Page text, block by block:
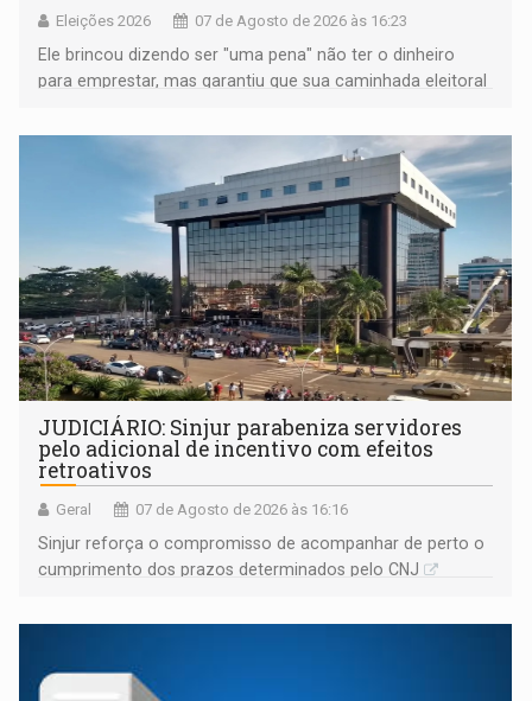
Eleições 2026 07 de Agosto de 2026 às 16:23
Ele brincou dizendo ser "uma pena" não ter o dinheiro
para emprestar, mas garantiu que sua caminhada eleitoral
JUDICIÁRIO: Sinjur parabeniza servidores
pelo adicional de incentivo com efeitos
retroativos
Geral 07 de Agosto de 2026 às 16:16
Sinjur reforça o compromisso de acompanhar de perto o
cumprimento dos prazos determinados pelo CNJ